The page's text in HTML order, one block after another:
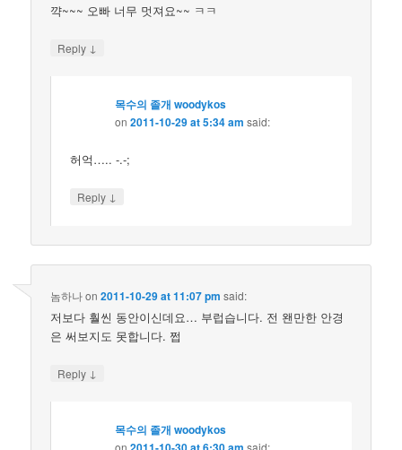
꺅~~~ 오빠 너무 멋져요~~ ㅋㅋ
Reply ↓
목수의 졸개 woodykos
on2011-10-29 at 5:34 am said:
허억….. -.-;
Reply ↓
놈하나on2011-10-29 at 11:07 pm said:
저보다 훨씬 동안이신데요… 부럽습니다. 전 왠만한 안경
은 써보지도 못합니다. 쩝
Reply ↓
목수의 졸개 woodykos